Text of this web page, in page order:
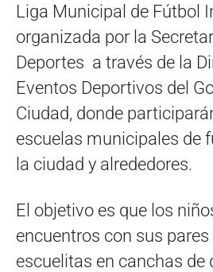
Liga Municipal de Fútbol
organizada por la
Deportes a través de la
Eventos Deportivos del
Ciudad, donde
escuelas municipales de
la ciudad y alrededores.
El objetivo es que los
encuentros con sus
escuelitas en canchas de